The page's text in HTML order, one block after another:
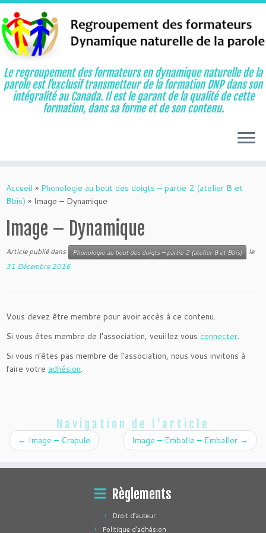
au
contenu
Le regroupement des formateurs en dynamique naturelle de la
parole est l’exclusif transmetteur de la formation DNP dans son
intégralité au Canada. Il est le garant de la qualité de cette
formation, dans sa forme et de son contenu.
Accueil » Phonologie au bout des doigts – partie 2 (atelier B et
Bbis) » Image – Dynamique
Image – Dynamique
Article publié dans Phonologie au bout des doigts – partie 2 (atelier B et Bbis)
le
31 Décembre 2016
Vous devez être membre pour avoir accès à ce contenu.
Si vous êtes membre de l’association, veuillez vous connecter.
Si vous n’êtes pas membre de l’association, nous vous invitons à
faire votre adhésion.
Navigation de l'article
← Image – Crapule Image – Emballe – Emballer →
Règlements
Droit d’auteur
Politique d’adhésion